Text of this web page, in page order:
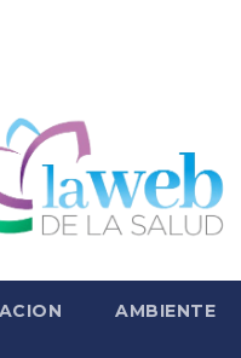
AMBIENTE